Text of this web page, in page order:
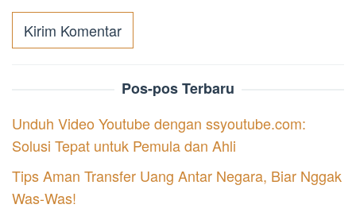
Pos-pos Terbaru
Unduh Video Youtube dengan ssyoutube.com:
Solusi Tepat untuk Pemula dan Ahli
Tips Aman Transfer Uang Antar Negara, Biar Nggak
Was-Was!